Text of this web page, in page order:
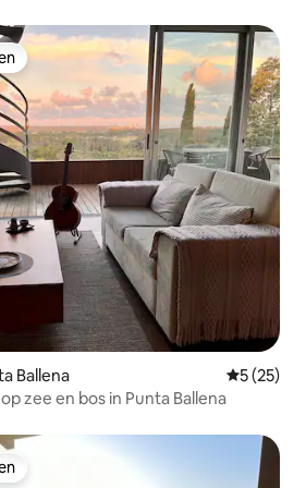
Ballena
5 (25)
zee en bos in Punta Ballena